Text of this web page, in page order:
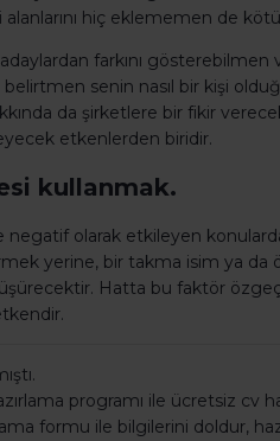
alanlarını hiç eklememen de
farkını
senin nasıl bir kişi
da şirketlere bir fikir
etkenlerden biridir.
kullanmak.
negatif olarak etkileyen
yerine, bir takma isim ya
Hatta bu faktör
programı ile ücretsiz cv
formu ile bilgilerini doldur,